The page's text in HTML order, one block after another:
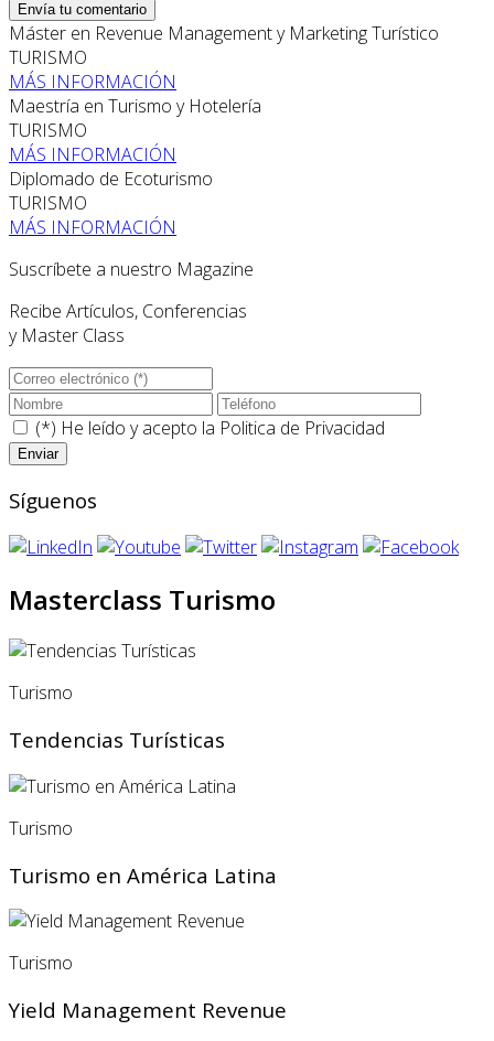
Envía tu comentario
Máster en Revenue Management y Marketing Turístico
TURISMO
MÁS INFORMACIÓN
Maestría en Turismo y Hotelería
TURISMO
MÁS INFORMACIÓN
Diplomado de Ecoturismo
TURISMO
MÁS INFORMACIÓN
Suscríbete a nuestro Magazine
Recibe Artículos, Conferencias
y Master Class
(*) He leído y acepto la Politica de Privacidad
Síguenos
Masterclass Turismo
Turismo
Tendencias Turísticas
Turismo
Turismo en América Latina
Turismo
Yield Management Revenue